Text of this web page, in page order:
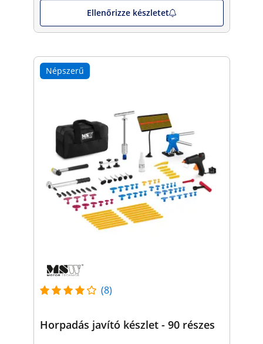
Ellenőrizze készletet
Népszerű
(8)
Horpadás javító készlet - 90 részes